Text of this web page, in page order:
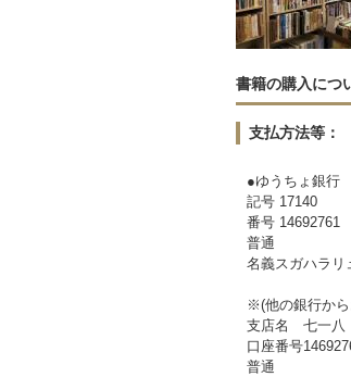
書籍の購入につ
支払方法等：
●ゆうちょ銀行
記号 17140
番号 14692761
普通
名義スガハラリ
※(他の銀行か
支店名 七一八
口座番号
普通